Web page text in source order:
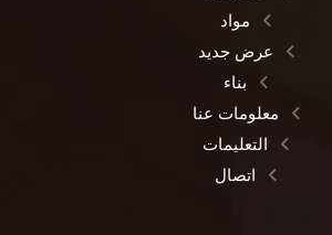
مواد
عرض جديد
بناء
معلومات عنا
التعليمات
اتصال